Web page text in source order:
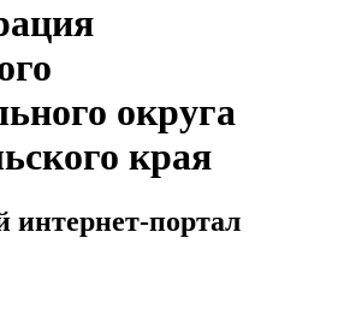
округа
края
портал